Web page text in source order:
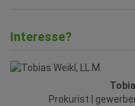
Interesse?
Prokurist |